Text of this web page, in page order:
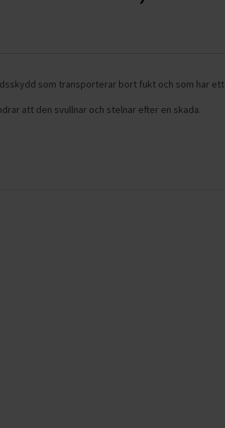
som transporterar bort fukt och som har ett
att den svullnar och stelnar efter en skada.